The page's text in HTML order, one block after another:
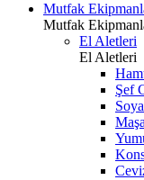
Mutfak
Mutfak
El Aletleri
El Aletleri
Şef